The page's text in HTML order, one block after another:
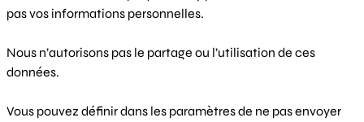
pas vos informations personnelles.
Nous n’autorisons pas le partage ou l’utilisation de ces
données.
Vous pouvez définir dans les paramètres de ne pas envoyer